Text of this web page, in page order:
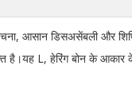
आसान डिसअसेंबली और
है।यह L, हेरिंग बोन के आकार